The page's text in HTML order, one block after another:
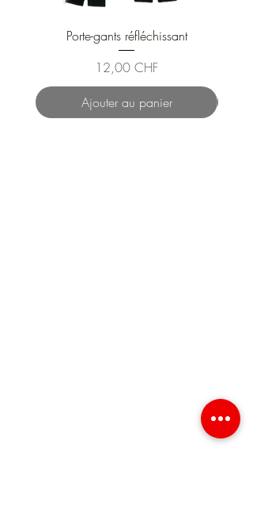
Porte-gants réfléchissant
Prix
12,00 CHF
Ajouter au panier